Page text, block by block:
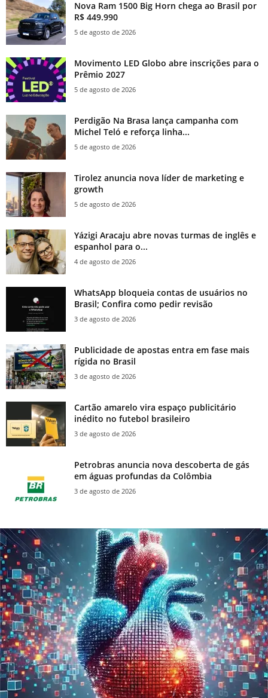
Nova Ram 1500 Big Horn chega ao Brasil por
R$ 449.990
5 de agosto de 2026
Movimento LED Globo abre inscrições para o
Prêmio 2027
5 de agosto de 2026
Perdigão Na Brasa lança campanha com
Michel Teló e reforça linha...
5 de agosto de 2026
Tirolez anuncia nova líder de marketing e
growth
5 de agosto de 2026
Yázigi Aracaju abre novas turmas de inglês e
espanhol para o...
4 de agosto de 2026
WhatsApp bloqueia contas de usuários no
Brasil; Confira como pedir revisão
3 de agosto de 2026
Publicidade de apostas entra em fase mais
rígida no Brasil
3 de agosto de 2026
Cartão amarelo vira espaço publicitário
inédito no futebol brasileiro
3 de agosto de 2026
Petrobras anuncia nova descoberta de gás
em águas profundas da Colômbia
3 de agosto de 2026